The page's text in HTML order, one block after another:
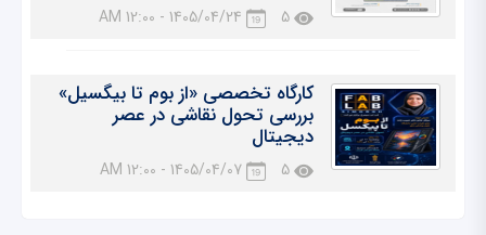
5
1405/04/24 - 12:00 AM
کارگاه تخصصی «از بوم تا بیگسیل»
بررسی تحول نقاشی در عصر
دیجیتال
5
1405/04/07 - 12:00 AM